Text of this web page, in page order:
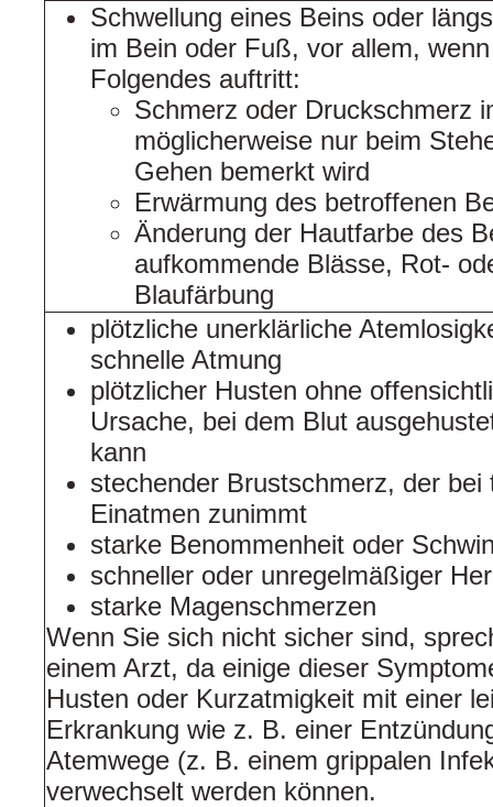
Schwellung eines Beins oder
im Bein oder Fuß, vor allem,
Folgendes auftritt:
Schmerz oder Druckschmerz
möglicherweise nur beim
Gehen bemerkt wird
Erwärmung des betroffenen
Änderung der Hautfarbe des
aufkommende Blässe, Rot-
Blaufärbung
plötzliche unerklärliche
schnelle Atmung
plötzlicher Husten ohne
Ursache, bei dem Blut
kann
stechender Brustschmerz, der bei
Einatmen zunimmt
starke Benommenheit oder
schneller oder unregelmäßiger
starke Magenschmerzen
Wenn Sie sich nicht sicher sind,
einem Arzt, da einige dieser
Husten oder Kurzatmigkeit mit einer
Erkrankung wie z. B. einer
Atemwege (z. B. einem grippalen
verwechselt werden können.